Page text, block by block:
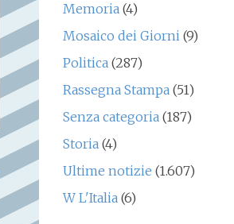
Memoria(4)
Mosaico dei Giorni(9)
Politica(287)
Rassegna Stampa(51)
Senza categoria(187)
Storia(4)
Ultime notizie (1.607)
W L'Italia(6)